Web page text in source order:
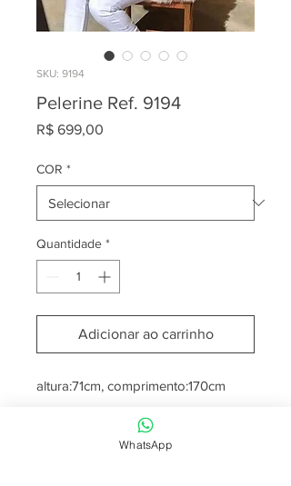
SKU: 9194
Pelerine Ref. 9194
R$ 699,00
COR *
Quantidade *
Adicionar ao carrinho
altura:71cm, comprimento:170cm
WhatsApp